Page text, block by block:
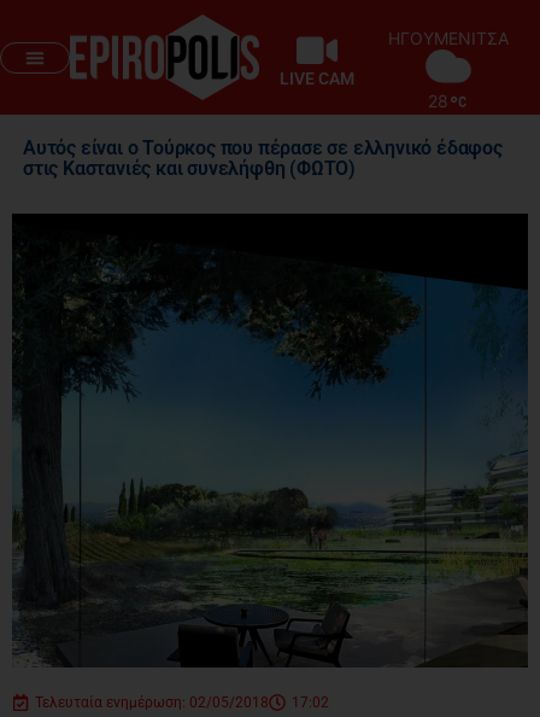
LIVE CAM
ΗΓΟΥΜΕΝΙΤΣΑ
28
Αυτός είναι ο Τούρκος που πέρασε σε ελληνικό έδαφος
στις Καστανιές και συνελήφθη (ΦΩΤΟ)
Τελευταία ενημέρωση: 02/05/2018 17:02